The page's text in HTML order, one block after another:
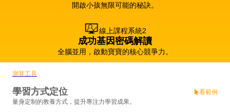
開啟小孩無限可能的秘訣。
線上課程系統2
成功基因密碼解讀
全腦並用，啟動寶寶的核心競爭力。
測算工具
看範例
學習方式定位
量身定制的教養方式，提升專注力學習成果。